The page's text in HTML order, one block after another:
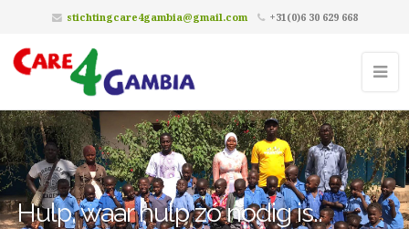
stichtingcare4gambia@gmail.com +31(0)6 30 629 668
Hulp, waar hulp zó nodig is..